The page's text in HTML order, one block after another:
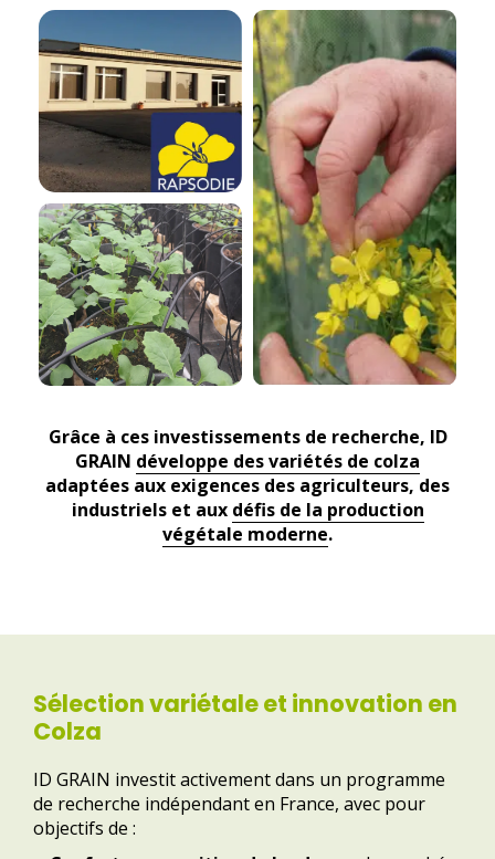
Grâce à ces investissements de recherche, ID
GRAIN développe desvariétés de colza
adaptées aux exigences des agriculteurs, des
industriels et aux défis de la production
végétale moderne.
Sélection variétale et innovation en
Colza
ID GRAIN investit activement dans un programme
de recherche indépendant en France, avec pour
objectifs de :